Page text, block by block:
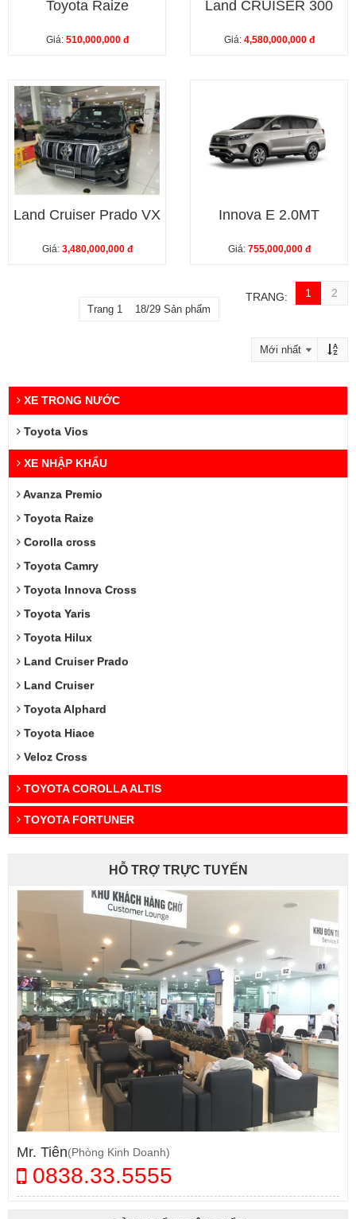
Toyota Raize
Giá: 510,000,000 đ
Land CRUISER 300
Giá: 4,580,000,000 đ
Land Cruiser Prado VX
Giá: 3,480,000,000 đ
Innova E 2.0MT
Giá: 755,000,000 đ
TRANG: 1 2
Trang 1 18/29 Sản phẩm
XE TRONG NƯỚC
Toyota Vios
XE NHẬP KHẨU
Avanza Premio
Toyota Raize
Corolla cross
Toyota Camry
Toyota Innova Cross
Toyota Yaris
Toyota Hilux
Land Cruiser Prado
Land Cruiser
Toyota Alphard
Toyota Hiace
Veloz Cross
TOYOTA COROLLA ALTIS
TOYOTA FORTUNER
HỖ TRỢ TRỰC TUYẾN
Mr. Tiên(Phòng Kinh Doanh)
0838.33.5555